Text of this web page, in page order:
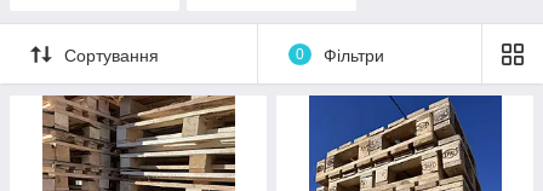
Сортування 0 Фільтри